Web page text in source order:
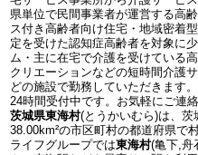
県単位で民間事業者が運営する高
ス付き高齢者向け住宅・地域密着
定を受けた認知症高齢者を対象に
ム・主に在宅で介護を受けている
クリエーションなどの短時間介護
どの施設で勤務していただきます
24時間受付中です。お気軽にご連絡
茨城県東海村(とうかいむら)は、
38.00km²の市区町村の都道府県で
ライフグループでは東海村(亀下,舟